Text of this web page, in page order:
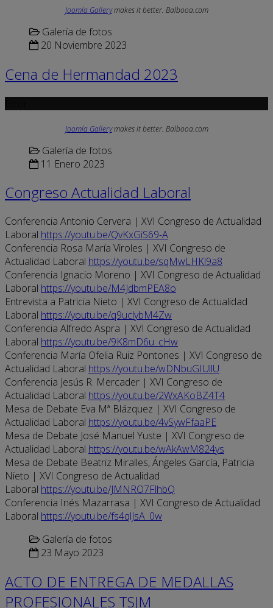
Joomla Gallerymakes it better. Balbooa.com
Galería de fotos
20 Noviembre 2023
Cena de Hermandad 2023
Joomla Gallerymakes it better. Balbooa.com
Galería de fotos
11 Enero 2023
Congreso Actualidad Laboral
Conferencia Antonio Cervera | XVI Congreso de Actualidad
Laboral https://youtu.be/QvKxGiS69-A
Conferencia Rosa María Viroles | XVI Congreso de
Actualidad Laboral https://youtu.be/sqMwLHKl9a8
Conferencia Ignacio Moreno | XVI Congreso de Actualidad
Laboral https://youtu.be/M4JdbmPEA8o
Entrevista a Patricia Nieto | XVI Congreso de Actualidad
Laboral https://youtu.be/q9uclybM4Zw
Conferencia Alfredo Aspra | XVI Congreso de Actualidad
Laboral https://youtu.be/9K8mD6u_cHw
Conferencia María Ofelia Ruiz Pontones | XVI Congreso de
Actualidad Laboral https://youtu.be/wDNbuGIUllU
Conferencia Jesús R. Mercader | XVI Congreso de
Actualidad Laboral https://youtu.be/2WxAKoBZ4T4
Mesa de Debate Eva Mª Blázquez | XVI Congreso de
Actualidad Laboral https://youtu.be/4vSywFfaaPE
Mesa de Debate José Manuel Yuste | XVI Congreso de
Actualidad Laboral https://youtu.be/wAkAwM824ys
Mesa de Debate Beatriz Miralles, Ángeles García, Patricia
Nieto | XVI Congreso de Actualidad
Laboral https://youtu.be/JMNRO7FlhbQ
Conferencia Inés Mazarrasa | XVI Congreso de Actualidad
Laboral https://youtu.be/fs4qlJsA_0w
Galería de fotos
23 Mayo 2023
ACTO DE ENTREGA DE MEDALLAS
PROFESIONALES TSJM